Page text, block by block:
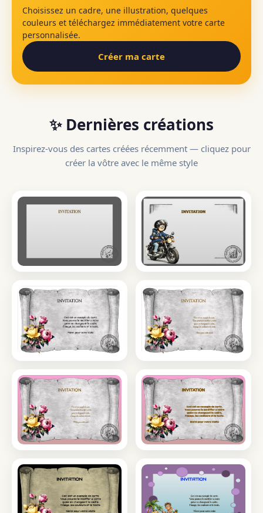
Choisissez un cadre, une illustration, quelques
couleurs et téléchargez immédiatement votre carte
personnalisée.
Créer ma carte
✨ Dernières créations
Inspirez-vous des cartes créées récemment — cliquez pour
créer la vôtre avec le même style